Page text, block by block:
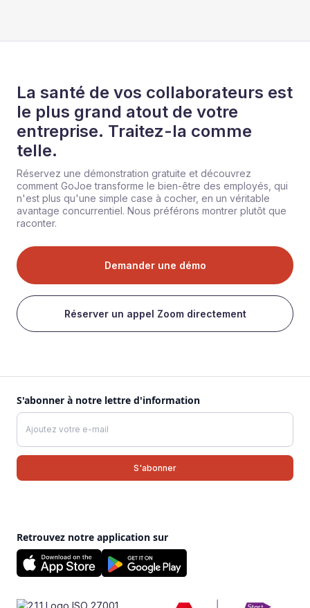
La santé de vos collaborateurs est
le plus grand atout de votre
entreprise. Traitez-la comme
telle.
Réservez une démonstration gratuite et découvrez
comment GoJoe transforme le bien-être des employés, qui
n'est plus qu'une simple case à cocher, en un véritable
avantage concurrentiel. Nous préférons montrer plutôt que
raconter.
Demander une démo
Réserver un appel Zoom directement
S'abonner à notre lettre d'information
Retrouvez notre application sur